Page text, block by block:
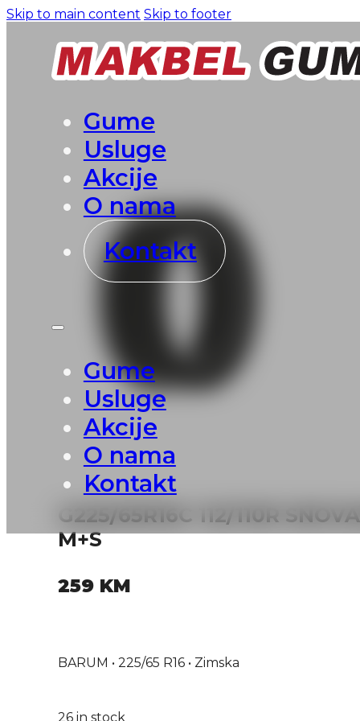
Skip to main content Skip to footer
Gume
Usluge
Akcije
O nama
Kontakt
Gume
Usluge
Akcije
O nama
Kontakt
G225/65R16C 112/110R
M+S
259 KM
BARUM • 225/65 R16 • Zimska
26 in stock